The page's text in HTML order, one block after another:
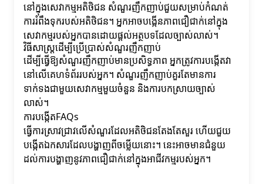
នៅក្នុងសេវាកម្មអតិថិជន សំណួរញឹកញាប់ជួយសម្រាប់កំណត់
ការរំពឹងទុករបស់អតិថិជន។ អ្នកអាចបង្កើនភាពជឿជាក់នៅក្នុង
សេវាកម្មរបស់អ្នកបានដោយផ្តល់អត្ថបទដែលច្បាស់លាស់។
វិធីសាស្ត្រដើម្បីប្រើប្រាស់សំណួរញឹកញាប់
ដើម្បីធ្វើឱ្យសំណួរញឹកញាប់មានប្រសិទ្ធភាព អ្នកត្រូវការបង្កើតវា
នៅលើគេហទំព័ររបស់អ្នក។ សំណួរញឹកញាប់គួរតែមានការ
ទាក់ទងជាមួយសេវាកម្មមួយចំនួន និងការបកស្រាយច្បាស់
លាស់។
ការបង្កើតFAQs
ធ្វើការស្រាវជ្រាវលើសំណួរដែលអតិថិជនតែងតែសួរ ហើយជួយ
បង្កើតឯកសារដែលបង្ហាញពីចម្លើយនោះ។ នេះអាចមានជំនួយ
ដល់ការបង្ហាញនូវភាពជឿជាក់នៅក្នុងអាជីវកម្មរបស់អ្នក។